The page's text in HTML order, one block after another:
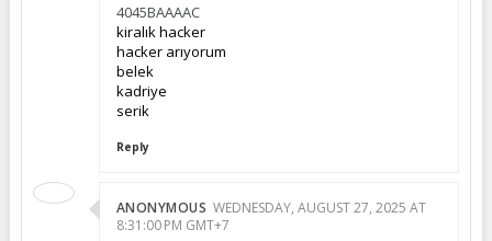
4045BAAAAC
kiralık hacker
hacker arıyorum
belek
kadriye
serik
Reply
ANONYMOUS WEDNESDAY, AUGUST 27, 2025 AT
8:31:00 PM GMT+7